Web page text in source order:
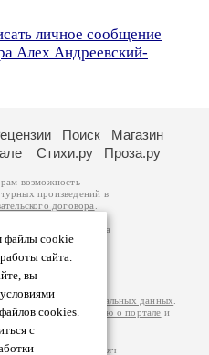
личное сообщение
Алех Андреевский-
файлы cookie
сайта.
вы
cookies.
с
Поиск
Магазин
Стихи.ру Проза.ру
возможность
произведений в
договора
принадлежат авторам
произведений возможна
вы можете
Ответственность за
на
обработки персональных данных
подробнуюинформацию о портале и
– порядка 100 тысяч